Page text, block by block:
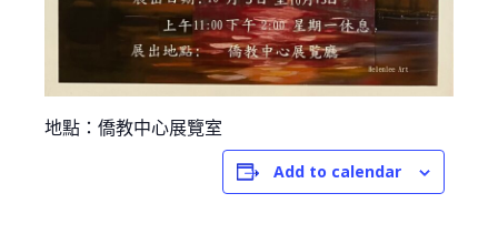
地點： 僑教中心展覽室
Add to calendar